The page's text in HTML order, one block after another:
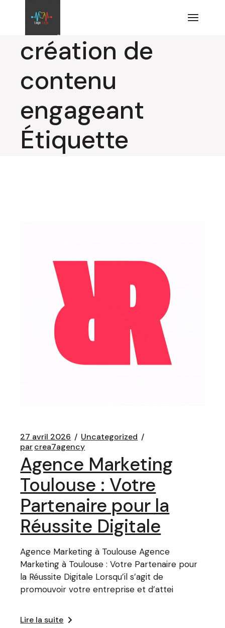
contenu
création de
contenu
engageant
Étiquette
27 avril 2026
Uncategorized
parcrea7agency
Agence Marketing
Toulouse : Votre
Partenaire pour la
Réussite Digitale
Agence Marketing à Toulouse Agence
Marketing à Toulouse : Votre Partenaire pour
la Réussite Digitale Lorsqu’il s’agit de
promouvoir votre entreprise et d’attei
Lire la suite